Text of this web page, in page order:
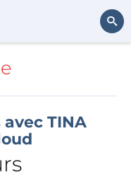
TINA